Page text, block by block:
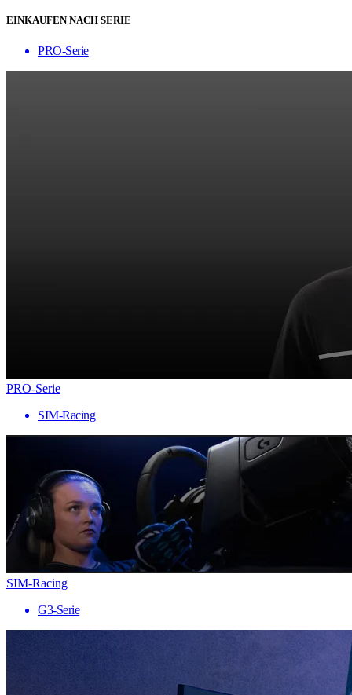
EINKAUFEN NACH SERIE
PRO-Serie
PRO-Serie
SIM-Racing
SIM-Racing
G3-Serie